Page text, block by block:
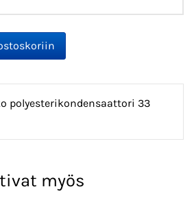
polyesterikondensaattori 33
myös